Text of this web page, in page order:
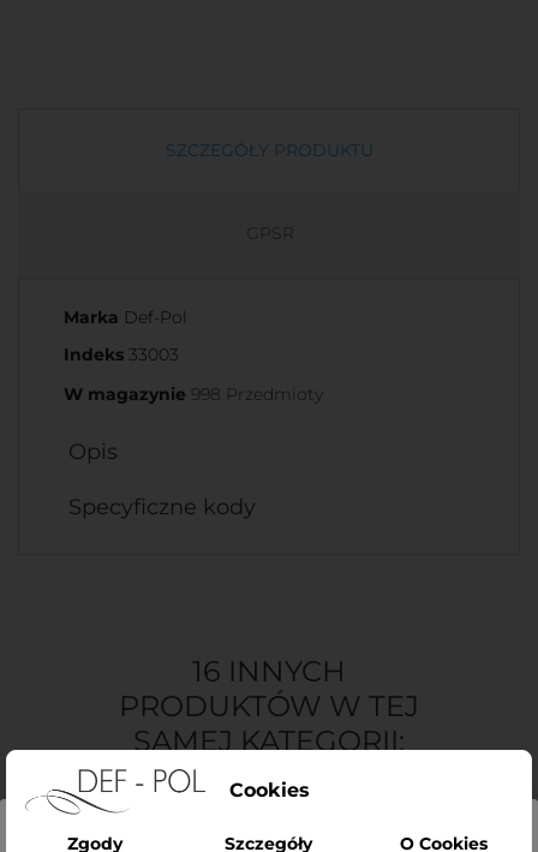
SZCZEGÓŁY PRODUKTU
GPSR
Marka Def-Pol
Indeks 33003
W magazynie 998 Przedmioty
Opis
Specyficzne kody
16 INNYCH
PRODUKTÓW W TEJ
SAMEJ KATEGORII:
Cookies
Zgody Szczegóły O Cookies